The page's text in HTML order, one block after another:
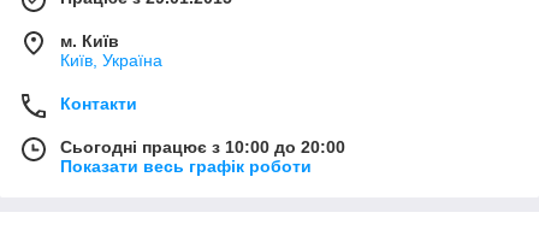
м. Київ
Київ, Україна
Контакти
Сьогодні працює з 10:00 до 20:00
Показати весь графік роботи